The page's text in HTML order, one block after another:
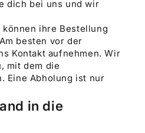
dich bei uns und wir
ihre Bestellung
besten vor der
Kontakt aufnehmen. Wir
mit dem die
Eine Abholung ist nur
in die